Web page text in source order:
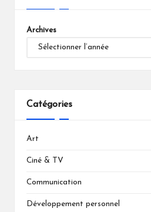
Archives
Catégories
Art
Ciné & TV
Communication
Développement personnel